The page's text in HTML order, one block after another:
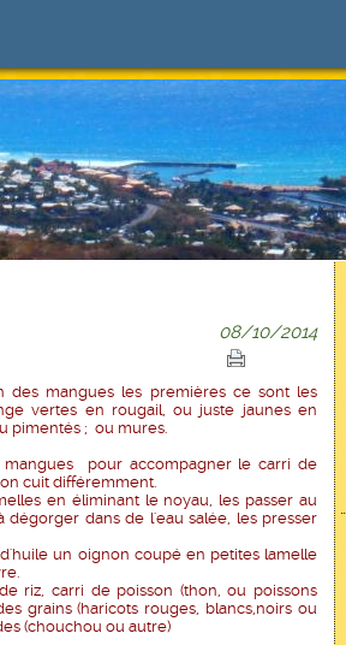
08/10/2014
des mangues les premières ce sont les
vertes en rougail, ou juste jaunes en
pimentés ; ou mures.
pour accompagner le carri de
cuit différemment.
en éliminant le noyau, les passer au
dans de l'eau salée, les presser
un oignon coupé en petites lamelle
riz, carri de poisson (thon, ou poissons
grains (haricots rouges, blancs,noirs ou
(chouchou ou autre)